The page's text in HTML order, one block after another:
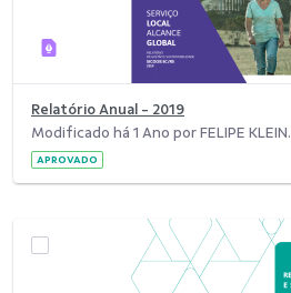
Relatório Anual - 2019
Modificado há 1 Ano por FELIPE KLEIN.
APROVADO